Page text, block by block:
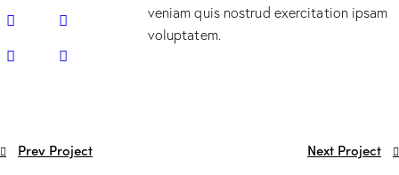
veniam quis nostrud exercitation ipsam
voluptatem.
Prev Project Next Project